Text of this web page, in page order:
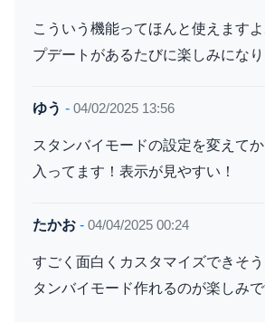
こういう機能ってほんと使えます
プデートがあるたびに楽しみになり
ゆう - 04/02/2025 13:56
スタンバイモードの設定を変えて
入ってます！表示が見やすい！
たかお - 04/04/2025 00:24
すごく面白くカスタマイズできそ
タンバイモード作れるのが楽しみ